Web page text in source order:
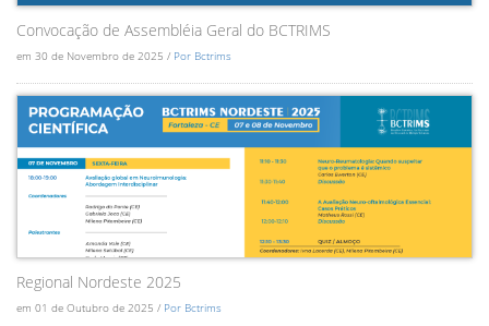
Convocação de Assembléia Geral do BCTRIMS
em 30 de Novembro de 2025 / Por Bctrims
Regional Nordeste 2025
em 01 de Outubro de 2025 / Por Bctrims